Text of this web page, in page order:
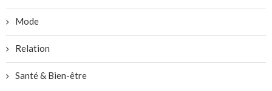
Mode
Relation
Santé & Bien-être